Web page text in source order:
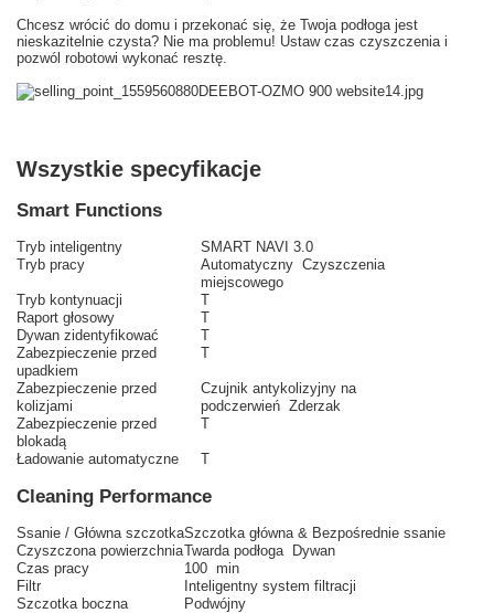
Chcesz wrócić do domu i przekonać się, że Twoja podłoga jest
nieskazitelnie czysta? Nie ma problemu! Ustaw czas czyszczenia i
pozwól robotowi wykonać resztę.
Wszystkie specyfikacje
Smart Functions
Tryb inteligentny
SMART NAVI 3.0
Tryb pracy
Automatyczny Czyszczenia
miejscowego
Tryb kontynuacji
T
Raport głosowy
T
Dywan zidentyfikować
T
Zabezpieczenie przed
upadkiem
T
Zabezpieczenie przed
kolizjami
Czujnik antykolizyjny na
podczerwień Zderzak
Zabezpieczenie przed
blokadą
T
Ładowanie automatyczne T
Cleaning Performance
Ssanie / Główna szczotkaSzczotka główna & Bezpośrednie ssanie
Czyszczona powierzchniaTwarda podłoga Dywan
Czas pracy
100 min
Filtr
Inteligentny system filtracji
Szczotka boczna
Podwójny